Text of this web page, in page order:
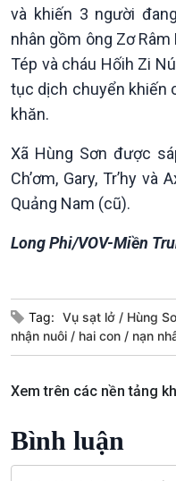
Văn hoá & Du lịch
Tin Văn hoá & Du lịch
Chát với người nổi tiếng
Câu chuyện Thể thao
Podcast
và khiến 3 người
nhân gồm ông Zơ
Tép và cháu Hốih Zi
tục dịch chuyển khiến
khăn.
Xã Hùng Sơn được
Ch’ơm, Gary, Tr’hy và
Quảng Nam (cũ).
Long Phi/VOV-Miền
Tag: Vụ sạt lở Hùng
nhận nuôi
hai con nạn
Xem trên các nền tảng
Bình luận